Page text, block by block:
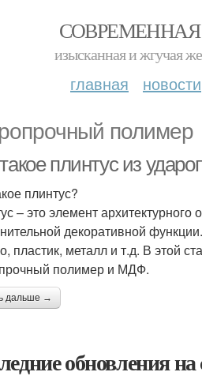
изысканная и жгучая
главная новости
полимер
плинтус из
плинтус?
– это элемент
декоративной
пластик, металл и т.д. В этой
полимер и МДФ.
дальше →
обновления на